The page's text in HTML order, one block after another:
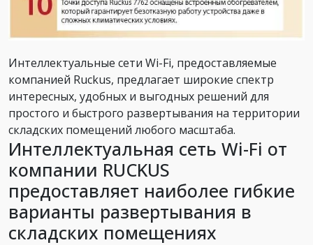
Интеллектуальные сети Wi-Fi, предоставляемые
компанией Ruckus, предлагает широкие спектр
интересных, удобных и выгодных решений для
простого и быстрого развертывания на территории
складских помещений любого масштаба.
Интеллектуальная сеть Wi-Fi от
компании RUCKUS
предоставляет наиболее гибкие
варианты развертывания в
складских помещениях